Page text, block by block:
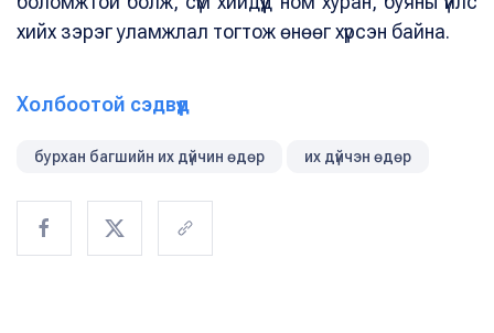
хийх зэрэг уламжлал тогтож өнөөг хүрсэн байна.
Холбоотой сэдвүүд
бурхан багшийн их дүйчин өдөр их дүйчэн өдөр